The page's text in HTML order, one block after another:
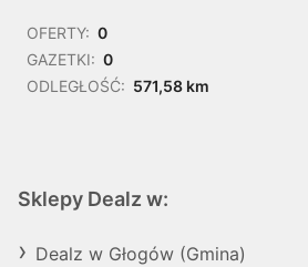
OFERTY: 0
GAZETKI: 0
ODLEGŁOŚĆ: 571,58 km
Sklepy Dealz w:
Dealz w Głogów (Gmina)